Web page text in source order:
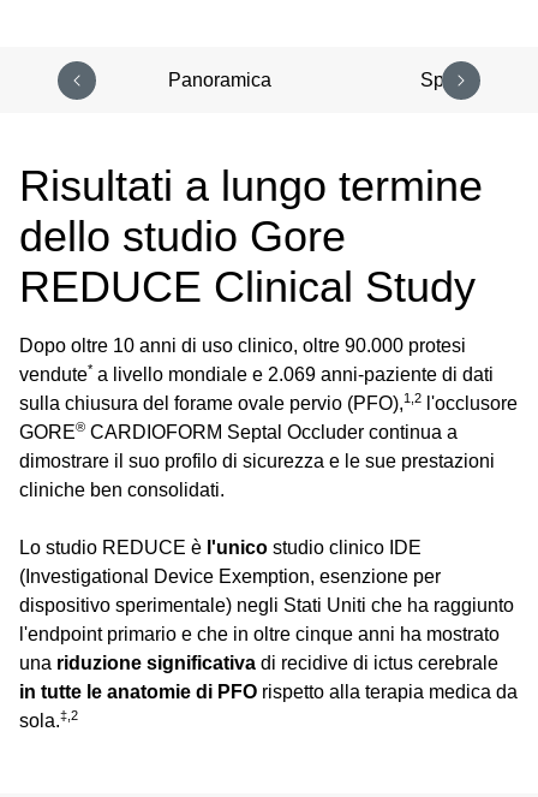
Panoramica Specifiche
Risultati a lungo termine
dello studio Gore
REDUCE Clinical Study
Dopo oltre 10 anni di uso clinico, oltre 90.000 protesi
vendute* a livello mondiale e 2.069 anni-paziente di dati
sulla chiusura del forame ovale pervio (PFO),1,2
l'occlusore
GORE® CARDIOFORM Septal Occluder continua a
dimostrare il suo profilo di sicurezza e le sue prestazioni
cliniche ben consolidati.
Lo studio REDUCE è l'unico studio clinico IDE
(Investigational Device Exemption, esenzione per
dispositivo sperimentale) negli Stati Uniti che ha raggiunto
l'endpoint primario e che in oltre cinque anni ha mostrato
una riduzione significativa di recidive di ictus cerebrale
in tutte le anatomie di PFO rispetto alla terapia medica da
sola.‡,2